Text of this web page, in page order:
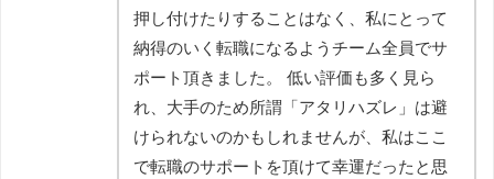
押し付けたりすることはなく、私にとって
納得のいく転職になるようチーム全員でサ
ポート頂きました。 低い評価も多く見ら
れ、大手のため所謂「アタリハズレ」は避
けられないのかもしれませんが、私はここ
で転職のサポートを頂けて幸運だったと思